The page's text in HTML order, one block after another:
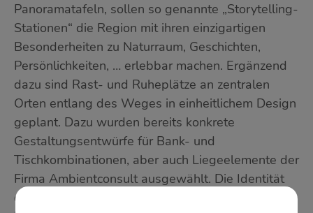
Panoramatafeln, sollen so genannte „Storytelling-
Stationen“ die Region mit ihren einzigartigen
Besonderheiten zu Naturraum, Geschichten,
Persönlichkeiten, … erlebbar machen. Ergänzend
dazu sind Rast- und Ruheplätze an zentralen
Orten entlang des Weges in einheitlichem Design
geplant. Dazu wurden bereits konkrete
Gestaltungsentwürfe für Bank- und
Tischkombinationen, aber auch Liegeelemente der
Firma Ambientconsult ausgewählt. Die Identität
der Kleinregion im Herzen des Mostviertels mit